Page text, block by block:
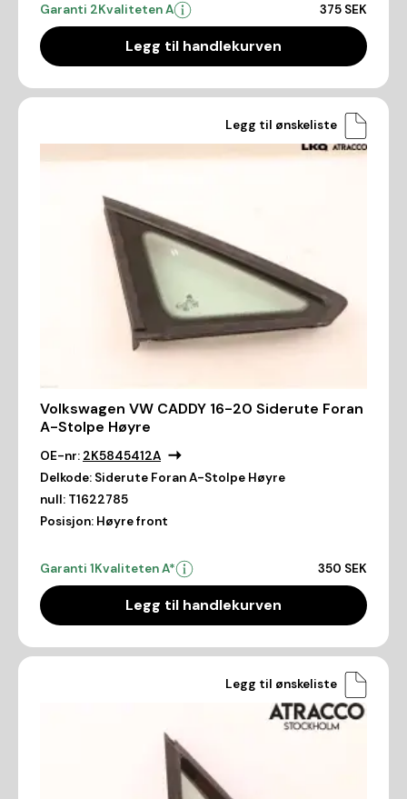
Garanti 2Kvaliteten A 375 SEK
Legg til handlekurven
Legg til ønskeliste
Volkswagen VW CADDY 16-20 Siderute Foran
A-Stolpe Høyre
OE-nr: 2K5845412A
Delkode: Siderute Foran A-Stolpe Høyre
null: T1622785
Posisjon: Høyre front
Garanti 1Kvaliteten A* 350 SEK
Legg til handlekurven
Legg til ønskeliste